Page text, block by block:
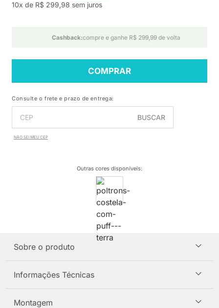
10x de R$ 299,98 sem juros
Cashback:compre e ganhe R$ 299,99 de volta
COMPRAR
Consulte o frete e prazo de entrega:
BUSCAR
NÃO SEI MEU CEP
Outras cores disponíveis:
Sobre o produto
Informações Técnicas
Montagem